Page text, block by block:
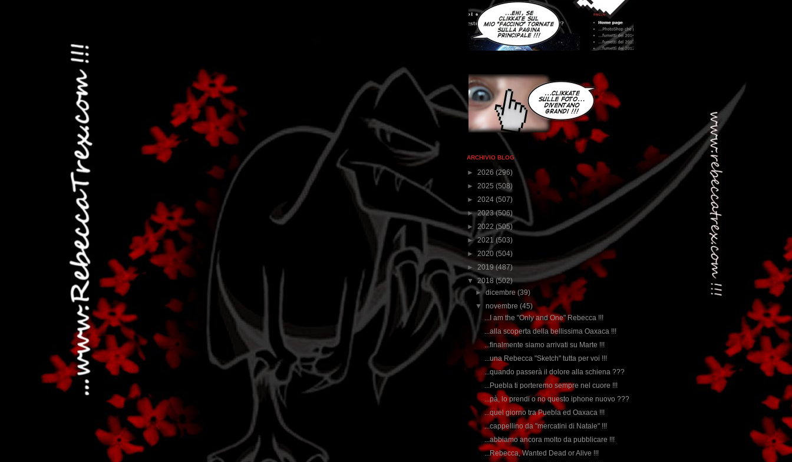
ARCHIVIO BLOG
► 2026 (296)
► 2025 (508)
► 2024 (507)
►2023(506)
► 2022(505)
►2021(503)
► 2020 (504)
► 2019(487)
▼2018(502)
►dicembre(39)
▼novembre(45)
...I am the "Only and One" Rebecca !!!
...alla scoperta della bellissima Oaxaca !!!
...finalmente siamo arrivati su Marte !!!
...una Rebecca "Sketch" tutta per voi !!!
...quando passerà il dolore alla schiena ???
...Puebla ti porteremo sempre nel cuore !!!
...pà, lo prendi o no questo iphone nuovo ???
...quel giorno tra Puebla ed Oaxaca !!!
...cappellino da "mercatini di Natale" !!!
...abbiamo ancora molto da pubblicare !!!
...Rebecca, Wanted Dead or Alive !!!